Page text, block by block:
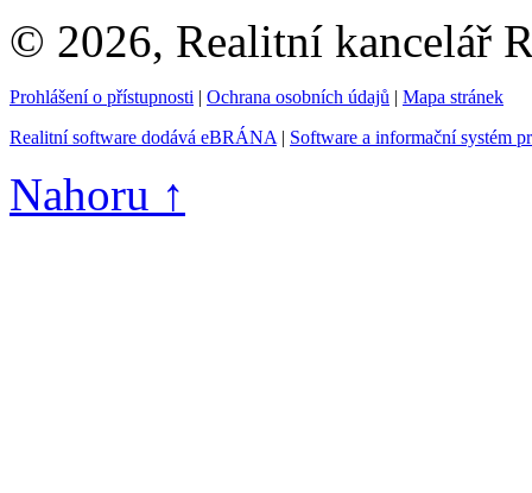
© 2026, Realitní kancelář
Prohlášení o přístupnosti | Ochrana osobních údajů | Mapa stránek
Realitní software dodává eBRÁNA | Software a informační systém
Nahoru ↑